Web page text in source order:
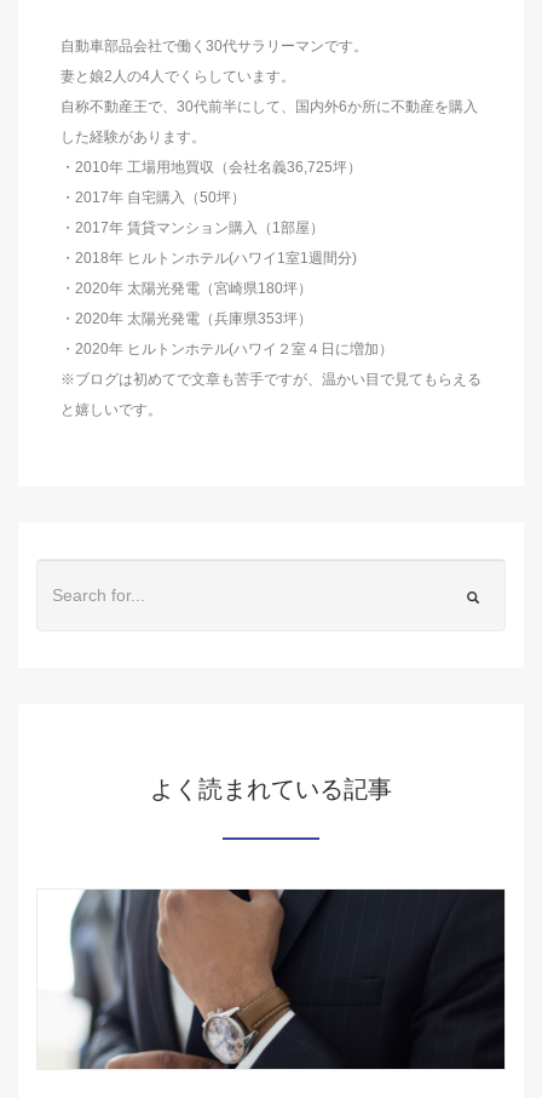
自動車部品会社で働く30代サラリーマンです。
妻と娘2人の4人でくらしています。
自称不動産王で、30代前半にして、国内外6か所に不動産を購入
した経験があります。
・2010年 工場用地買収（会社名義36,725坪）
・2017年 自宅購入（50坪）
・2017年 賃貸マンション購入（1部屋）
・2018年 ヒルトンホテル(ハワイ1室1週間分)
・2020年 太陽光発電（宮崎県180坪）
・2020年 太陽光発電（兵庫県353坪）
・2020年 ヒルトンホテル(ハワイ２室４日に増加）
※ブログは初めてで文章も苦手ですが、温かい目で見てもらえる
と嬉しいです。
よく読まれている記事